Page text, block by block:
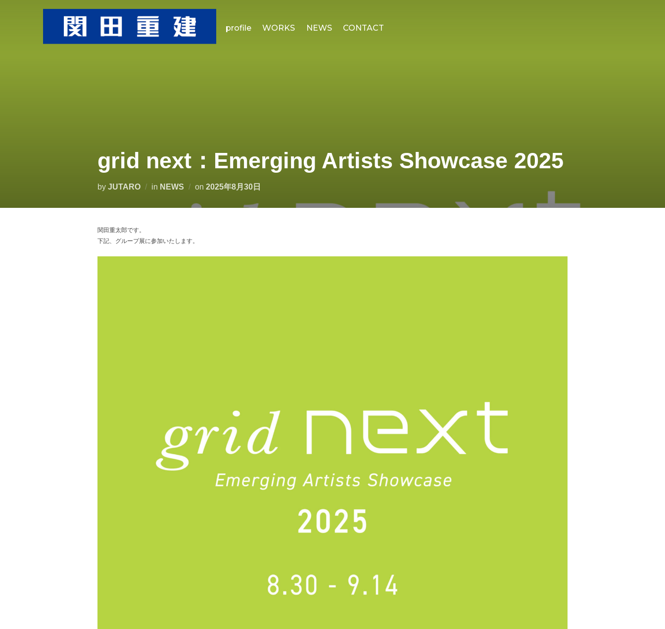
profile WORKS NEWS CONTACT
grid next：Emerging Artists Showcase 2025
by JUTARO in NEWS on 投
日:
2025年8月30日
関田重太郎です。
下記、グループ展に参加いたします。